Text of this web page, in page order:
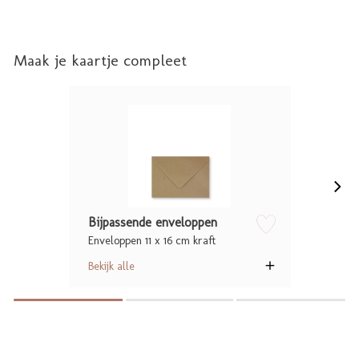
Maak je kaartje compleet
Bijpassende enveloppen
Enveloppen 11 x 16 cm kraft
Bekijk alle